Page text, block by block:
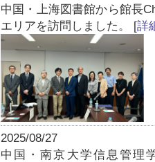
中国・上海図書館から館長
エリアを訪問しました。 [詳
2025/08/27
中国・南京大学信息管理